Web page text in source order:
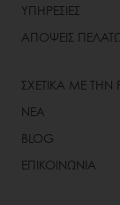
ΥΠΗΡΕΣΙΕΣ
ΑΠΟΨΕΙΣ
ΣΧΕΤΙΚΑ ΜΕ ΤΗΝ
ΝΕΑ
BLOG
ΕΠΙΚΟΙΝΩΝΙΑ